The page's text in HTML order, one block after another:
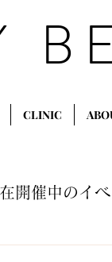
CLINIC
開催中のイ